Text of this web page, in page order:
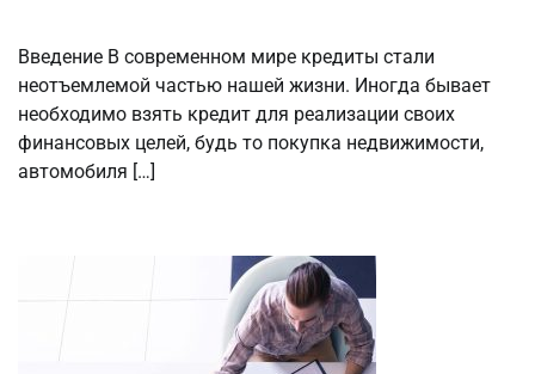
Введение В современном мире кредиты стали
неотъемлемой частью нашей жизни. Иногда бывает
необходимо взять кредит для реализации своих
финансовых целей, будь то покупка недвижимости,
автомобиля […]